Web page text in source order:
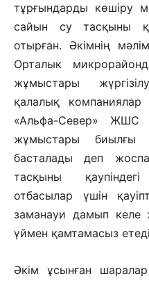
тұрғындарды көшіру
сайын су тасқыны
отырған. Әкімнің
Орталык
жұмыстары
қалалық
«Альфа-Север» ЖШС
жұмыстары биылғы
басталады деп
тасқыны
отбасылар үшін
заманауи дамып келе
үймен қамтамасыз
Әкім ұсынған